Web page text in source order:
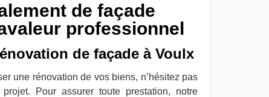
de façade
professionnel
de façade à Voulx
une rénovation de vos biens, n’hésitez pas
Pour assurer toute prestation, notre